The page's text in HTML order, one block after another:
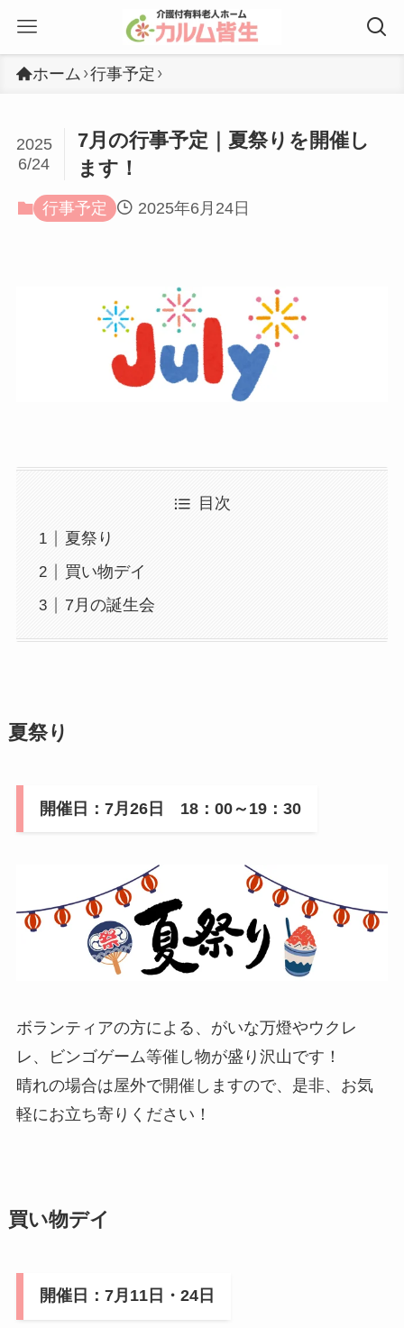
ホーム 行事予定
7月の行事予定｜夏祭りを開催し
ます！
2025
6/24
行事予定 2025年6月24日
目次
夏祭り
買い物デイ
7月の誕生会
夏祭り
開催日：7月26日 18：00～19：30
ボランティアの方による、がいな万燈やウクレ
レ、ビンゴゲーム等催し物が盛り沢山です！
晴れの場合は屋外で開催しますので、是非、お気
軽にお立ち寄りください！
買い物デイ
開催日：7月11日・24日